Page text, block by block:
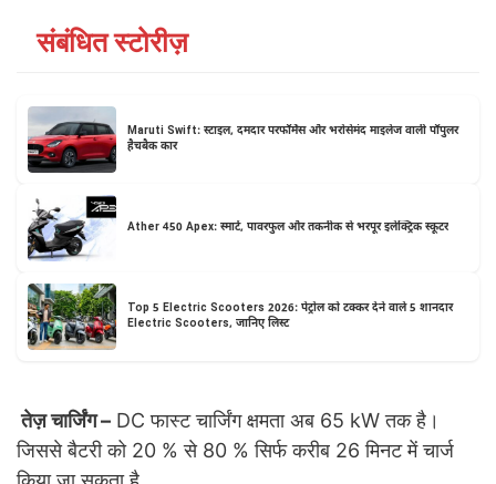
संबंधित स्टोरीज़
Maruti Swift: स्टाइल, दमदार परफॉर्मेंस और भरोसेमंद माइलेज वाली पॉपुलर
हैचबैक कार
Ather 450 Apex: स्मार्ट, पावरफुल और तकनीक से भरपूर इलेक्ट्रिक स्कूटर
Top 5 Electric Scooters 2026: पेट्रोल को टक्कर देने वाले 5 शानदार
Electric Scooters, जानिए लिस्ट
तेज़ चार्जिंग – DC फास्ट चार्जिंग क्षमता अब 65 kW तक है।
जिससे बैटरी को 20 % से 80 % सिर्फ करीब 26 मिनट में चार्ज